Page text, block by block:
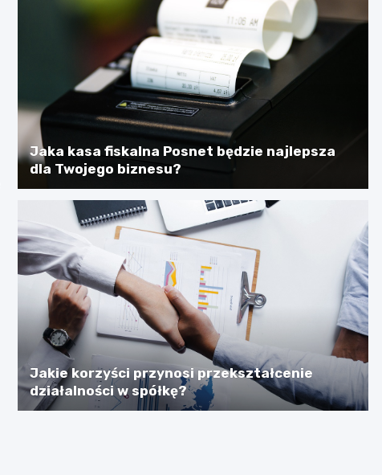
Jaka kasa fiskalna Posnet będzie najlepsza
dla Twojego biznesu?
Jakie korzyści przynosi przekształcenie
działalności w spółkę?